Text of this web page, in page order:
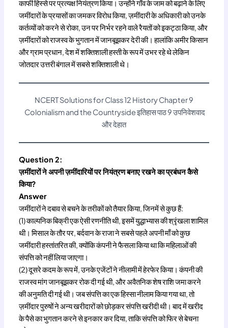
काफी हिस्से पर प्रत्यक्ष नियंत्रण किया। उन्होंने गाँव के जाम को बढ़ाने के लिए
जमींदारों के प्रयासों का जमकर विरोध किया, ज़मींदारी के अधिकारी को उनके
कर्तव्यों को करने से रोका, उन पर निर्भर रहने वाले रैयतों को इकट्ठा किया, और
ज़मींदारों को राजस्व के भुगतान में जानबूझकर देरी की। हालांकि अमीर किसान
और ग्राम प्रधान, देश में शक्तिशाली हस्ती के रूप में उभर रहे थे लेकिन
जोतदार उत्तरी बंगाल में सबसे शक्तिशाली थे।
NCERT Solutions for Class 12 History Chapter 9
Colonialism and the Countryside इतिहास पाठ 9 उपनिवेशवाद
और देहात
Question 2:
ज़मींदारों ने अपनी ज़मींदारियों पर नियंत्रण बनाए रखने का प्रबंधन कैसे
किया?
Answer
जमींदारों ने दबाव से बचने के तरीकों को तैयार किया, जिनमें से कुछ हैं:
(1) काल्पनिक बिक्री एक ऐसी रणनीति थी, इसमें युद्धाभ्यास की श्रृंखला शामिल
थी। मिसाल के तौर पर, बर्दवान के राजा ने सबसे पहले अपनी माँ को कुछ
जमींदारी हस्तांतरित की, क्योंकि कंपनी ने फैसला किया था कि महिलाओं की
संपत्ति को नहीं लिया जाएगा।
(2) दूसरे कदम के रूप में, उनके एजेंटों ने नीलामी में हेरफेर किया। कंपनी की
राजस्व मांग जानबूझकर रोक दी गई थी, और अवैतनिक शेष राशि जमा करने
की अनुमति दी गई थी। जब संपत्ति का एक हिस्सा नीलाम किया गया था, तो
ज़मींदार पुरुषों ने अन्य खरीदारों को छोड़कर संपत्ति खरीदी थी। बाद में खरीद
के पैसे का भुगतान करने से इनकार कर दिया, ताकि संपत्ति को फिर से बेचना